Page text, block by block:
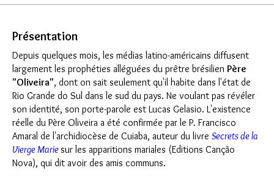
Présentation
Depuis quelques mois, les médias latino-américains diffusent
largement les prophéties alléguées du prêtre brésilien Père
"Oliveira", dont on sait seulement qu'il habite dans l'état de
Rio Grande do Sul dans le sud du pays. Ne voulant pas révéler
son identité, son porte-parole est Lucas Gelasio. L'existence
réelle du Père Oliveira a été confirmée par le P. Francisco
Amaral de l'archidiocèse de Cuiaba, auteur du livre Secrets de la
Vierge Mariesur les apparitions mariales (Editions Canção
Nova), qui dit avoir des amis communs.